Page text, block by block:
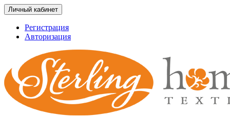
Личный кабинет
Регистрация
Авторизация